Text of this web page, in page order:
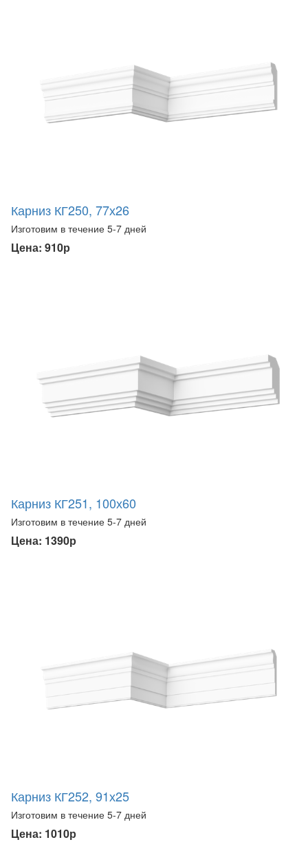
Карниз КГ250, 77х26
Изготовим в течение 5-7 дней
Цена: 910р
Карниз КГ251, 100х60
Изготовим в течение 5-7 дней
Цена: 1390р
Карниз КГ252, 91х25
Изготовим в течение 5-7 дней
Цена: 1010р